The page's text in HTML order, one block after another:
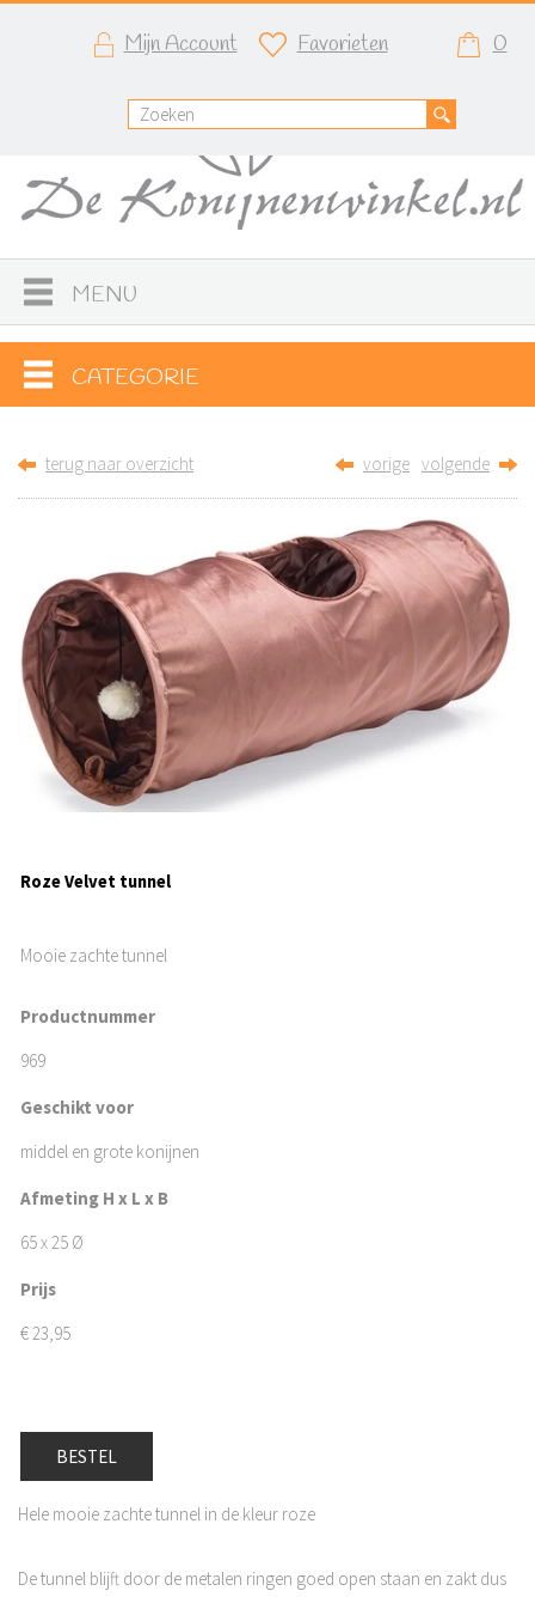
Mijn Account Favorieten 0
MENU
CATEGORIE
terug naar overzicht vorige volgende
Roze Velvet tunnel
Mooie zachte tunnel
Productnummer
969
Geschikt voor
middel en grote konijnen
Afmeting H x L x B
65 x 25 Ø
Prijs
€ 23,95
BESTEL
Hele mooie zachte tunnel in de kleur roze
De tunnel blijft door de metalen ringen goed open staan en zakt dus